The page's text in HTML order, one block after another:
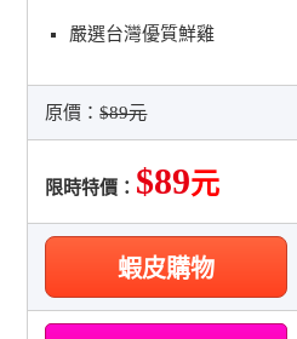
嚴選台灣優質鮮雞
原價：$89元
限時特價： $89元
蝦皮購物